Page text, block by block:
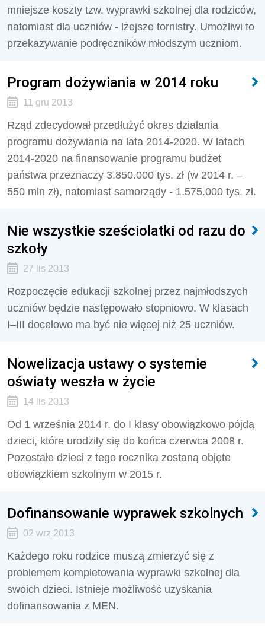
mniejsze koszty tzw. wyprawki szkolnej dla rodziców,
natomiast dla uczniów - lżejsze tornistry. Umożliwi to
przekazywanie podręczników młodszym uczniom.
Program dożywiania w 2014 roku
11 gru 2013
Rząd zdecydował przedłużyć okres działania
programu dożywiania na lata 2014-2020. W latach
2014-2020 na finansowanie programu budżet
państwa przeznaczy 3.850.000 tys. zł (w 2014 r. –
550 mln zł), natomiast samorządy - 1.575.000 tys. zł.
Nie wszystkie sześciolatki od razu do
szkoły
27 lis 2013
Rozpoczęcie edukacji szkolnej przez najmłodszych
uczniów będzie następowało stopniowo. W klasach
I–III docelowo ma być nie więcej niż 25 uczniów.
Nowelizacja ustawy o systemie
oświaty weszła w życie
14 lis 2013
Od 1 września 2014 r. do I klasy obowiązkowo pójdą
dzieci, które urodziły się do końca czerwca 2008 r.
Pozostałe dzieci z tego rocznika zostaną objęte
obowiązkiem szkolnym w 2015 r.
Dofinansowanie wyprawek szkolnych
02 wrz 2013
Każdego roku rodzice muszą zmierzyć się z
problemem kompletowania wyprawki szkolnej dla
swoich dzieci. Istnieje możliwość uzyskania
dofinansowania z MEN.